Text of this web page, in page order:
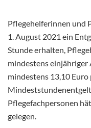
Pflegehelferinnen und
1. August 2021 ein
Stunde erhalten,
mindestens einjähriger
mindestens 13,10
Pflegefachpersonen
gelegen.